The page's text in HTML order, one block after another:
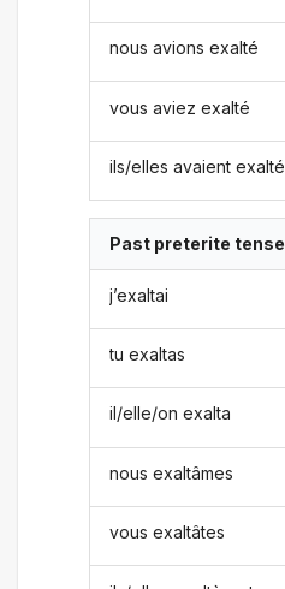
nous avions exalté
vous aviez exalté
ils/elles avaient exalté
Past preterite tense
j’exaltai
tu exaltas
il/elle/on exalta
nous exaltâmes
vous exaltâtes